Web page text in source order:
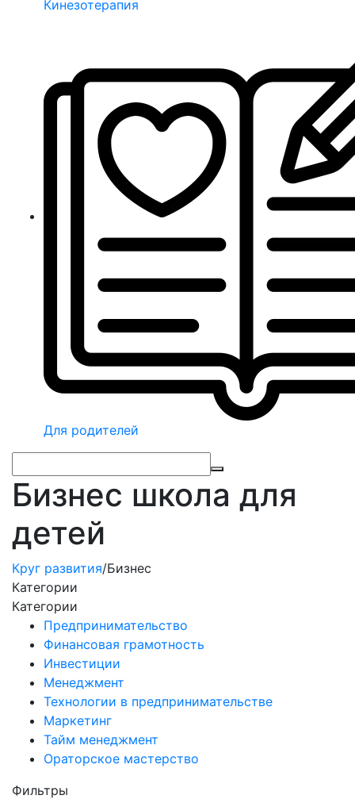
Кинезотерапия
Для родителей
Бизнес школа для
детей
Круг развития/Бизнес
Категории
Категории
Предпринимательство
Финансовая грамотность
Инвестиции
Менеджмент
Технологии в предпринимательстве
Маркетинг
Тайм менеджмент
Ораторское мастерство
Фильтры